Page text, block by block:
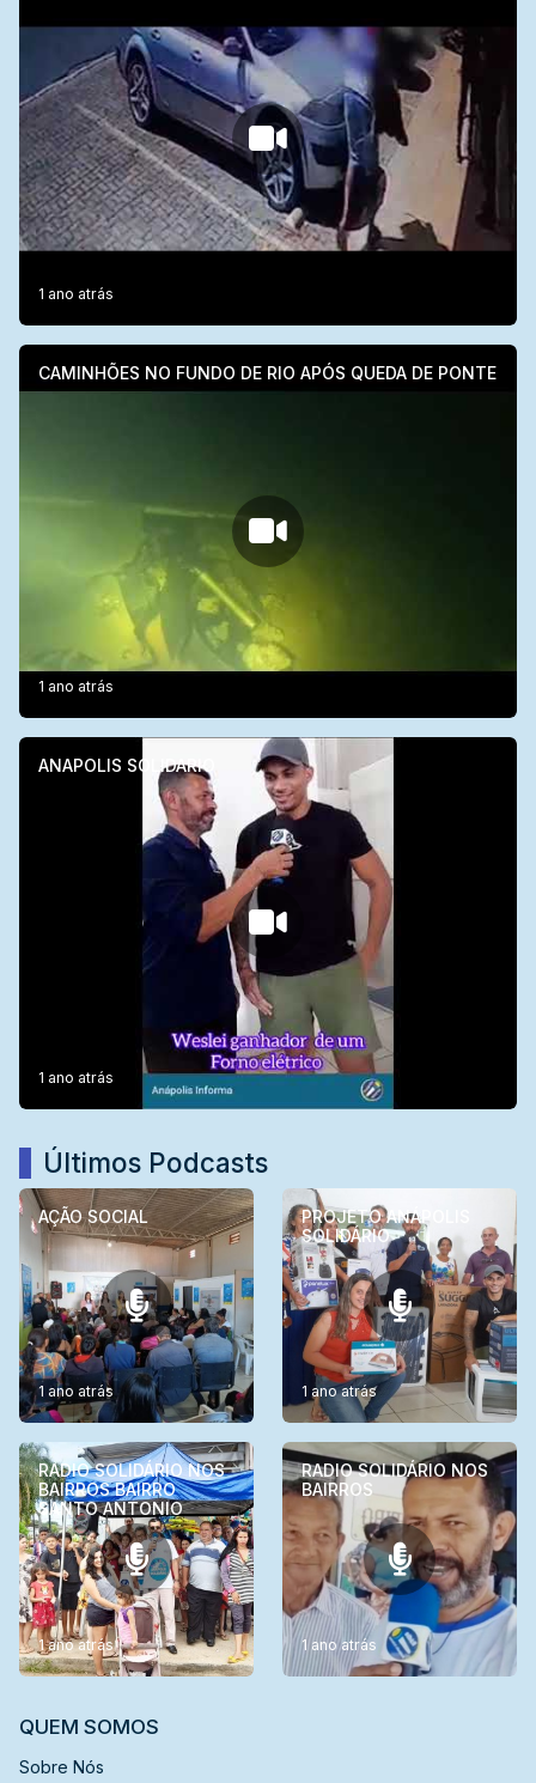
1 ano atrás
CAMINHÕES NO FUNDO DE RIO APÓS QUEDA DE PONTE
1 ano atrás
ANAPOLIS SOLIDARIO
1 ano atrás
Últimos Podcasts
AÇÃO SOCIAL
1 ano atrás
PROJETO ANÁPOLIS
SOLIDÁRIO
1 ano atrás
RADIO SOLIDÁRIO NOS
BAIRROS BAIRRO
SANTO ANTONIO
1 ano atrás
RADIO SOLIDÁRIO NOS
BAIRROS
1 ano atrás
QUEM SOMOS
Sobre Nós